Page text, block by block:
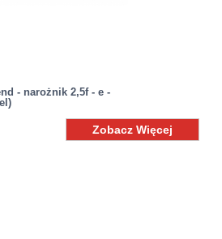
- narożnik 2,5f - e -
Zobacz Więcej